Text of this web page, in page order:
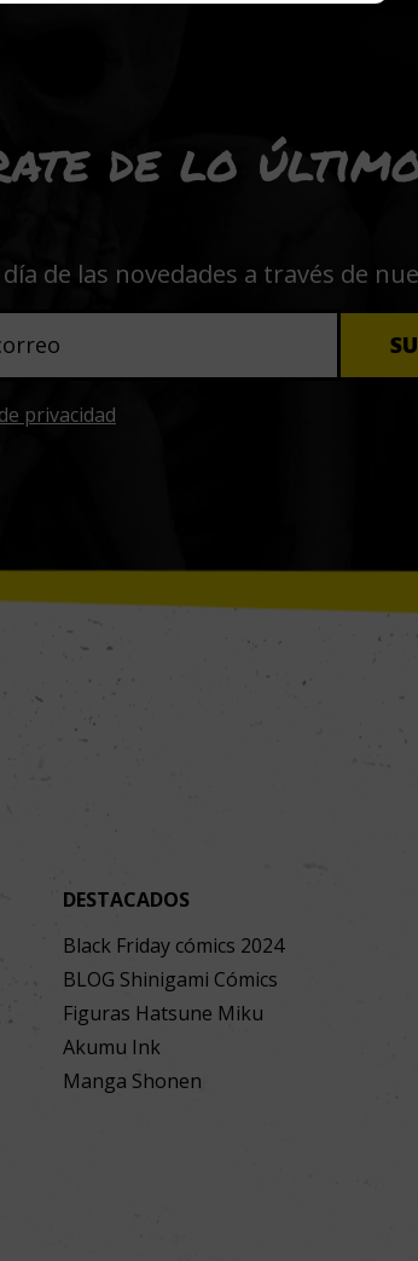
de lo
de las novedades a través de
privacidad
DESTACADOS
Black Friday cómics 2024
BLOG Shinigami Cómics
Figuras Hatsune Miku
Akumu Ink
Manga Shonen